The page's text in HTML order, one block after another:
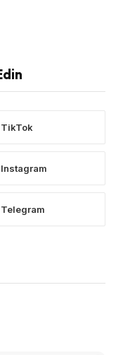
TikTok
Instagram
Telegram